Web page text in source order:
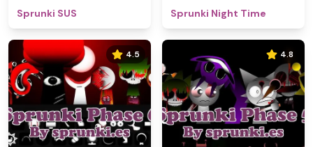
Sprunki SUS Sprunki Night Time
4.5 4.8